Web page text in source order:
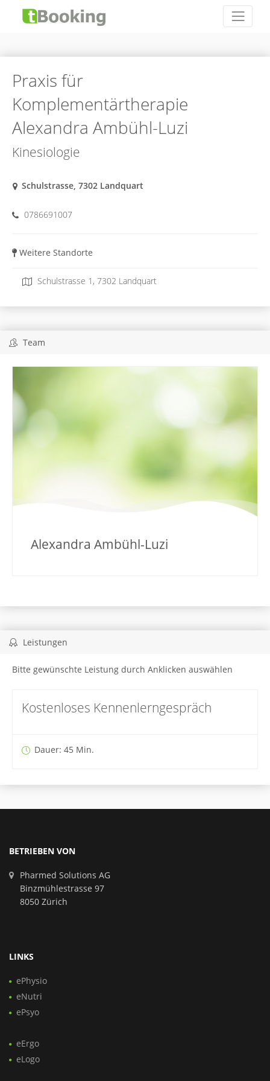
Praxis für
Komplementärtherapie
Alexandra Ambühl-Luzi
Kinesiologie
Schulstrasse, 7302 Landquart
0786691007
Weitere Standorte
Schulstrasse 1, 7302 Landquart
Team
Alexandra Ambühl-Luzi
Leistungen
Bitte gewünschte Leistung durch Anklicken auswählen
Kostenloses Kennenlerngespräch
Dauer: 45 Min.
BETRIEBEN VON
Pharmed Solutions AG
Binzmühlestrasse 97
8050 Zürich
LINKS
ePhysio
eNutri
ePsyo
eErgo
eLogo